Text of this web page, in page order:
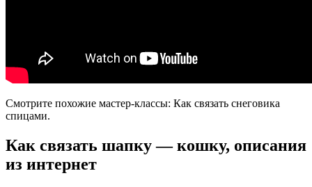
Смотрите похожие мастер-классы: Как связать снеговика
спицами.
Как связать шапку — кошку, описания
из интернет